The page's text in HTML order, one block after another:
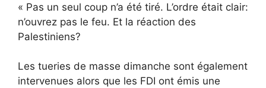
« Pas un seul coup n’a été tiré. L’ordre était clair:
n’ouvrez pas le feu. Et la réaction des
Palestiniens?
Les tueries de masse dimanche sont également
intervenues alors que les FDI ont émis une